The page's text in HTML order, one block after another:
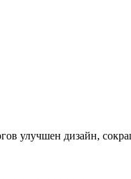
улучшен дизайн,